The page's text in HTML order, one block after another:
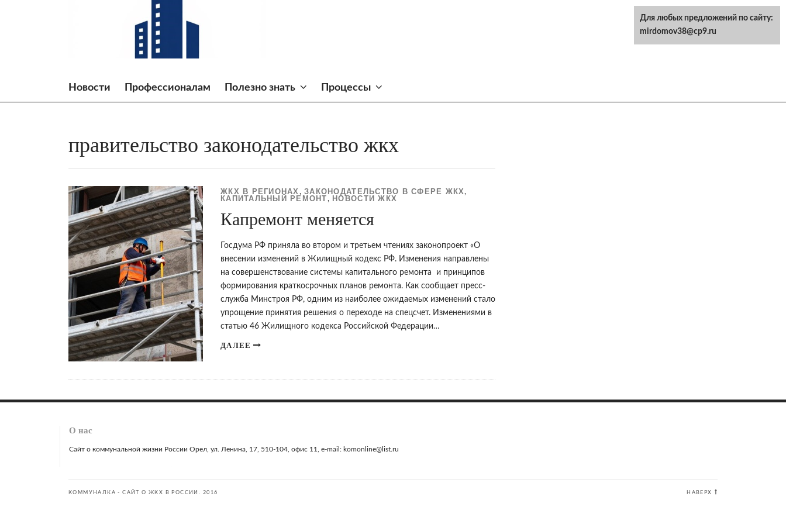
Новости Профессионалам Полезно знать Процессы
правительство законодательство жкх
ЖКХ В РЕГИОНАХ,ЗАКОНОДАТЕЛЬСТВО В СФЕРЕ ЖКХ,
КАПИТАЛЬНЫЙ РЕМОНТ, НОВОСТИ ЖКХ
Капремонт меняется
Госдума РФ приняла во втором и третьем чтениях законопроект «О
внесении изменений в Жилищный кодекс РФ. Изменения направлены
на совершенствование системы капитального ремонта и принципов
формирования краткосрочных планов ремонта. Как сообщает пресс-
служба Минстроя РФ, одним из наиболее ожидаемых изменений стало
упрощение принятия решения о переходе на спецсчет. Изменениями в
статью 46 Жилищного кодекса Российской Федерации…
ДАЛЕЕ
О нас
Сайт о коммунальной жизни России Орел, ул. Ленина, 17, 510-104, офис 11, e-mail: komonline@list.ru
КОММУНАЛКА - САЙТ О ЖКХ В РОССИИ. 2016 НАВЕРХ
Для любых предложений по сайту:
mirdomov38@cp9.ru